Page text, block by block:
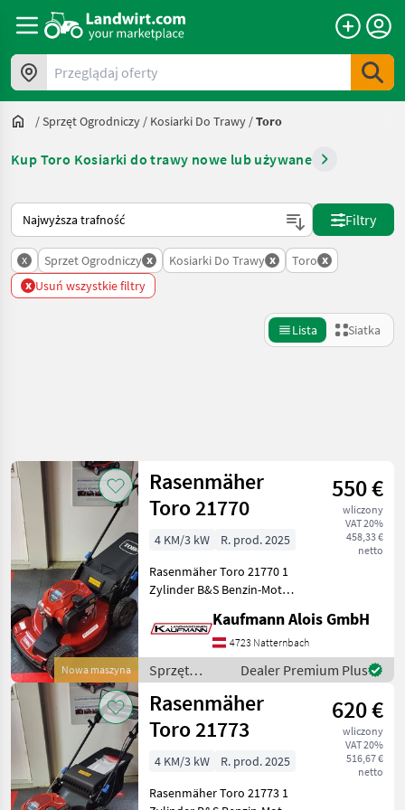
Przeglądaj oferty
/Sprzęt Ogrodniczy / Kosiarki Do Trawy /Toro
Kup Toro Kosiarki do trawy nowe lub używane
Tak sortuje się na Landwirt.com
Filtry
x Sprzet Ogrodniczy x Kosiarki Do Trawy x Toro x
x Usuń wszystkie filtry
Lista Siatka
Kategoria 4 Kraj Filtry
AKTUALNA
ŚCIEŻKA
inne
Sprzet
Ogrodniczy
Kosiarki
Do Trawy
WYBIERZ
KATEGORIĘ
Toro
Zresetuj
Pokaż 7
wyników
Nowa maszyna
Rasenmäher
Toro 21770
550 €
wliczony
VAT 20%
458,33 €
netto
4 KM/3 kW
R. prod. 2025
Rasenmäher Toro 21770 1
Zylinder B&S Benzin-Motor
Fahrgeschwindigkeit Stahl
separat höhenverstellbar
65 Liter Fangkorb Start
Kaufmann Alois GmbH
4723 Natternbach
Sprzęt
ogrodniczy /
Toro
Dealer Premium Plus
Rasenmäher
Toro 21773
620 €
wliczony
VAT 20%
516,67 €
netto
4 KM/3 kW
R. prod. 2025
Rasenmäher Toro 21773 1